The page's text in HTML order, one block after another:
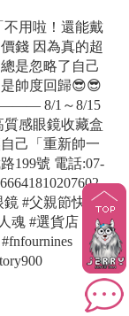
用啦！還能戴
錢 因為真的超
是忽略了自己
帥度回歸😎😎
8/1～8/15
感眼鏡收藏盒
己「重新帥一
199號 電話:07-
鏡 #父親節快閃
魂 #選貨店 #高
眼鏡是高雄精
手工眼鏡推薦,